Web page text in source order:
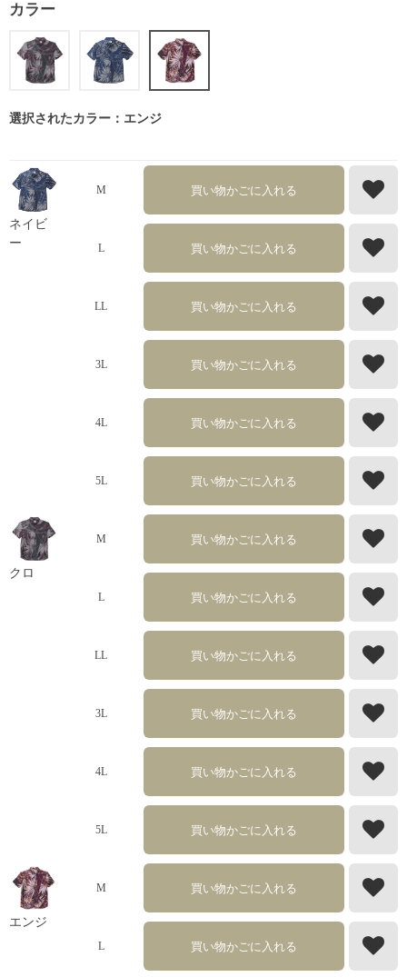
カラー
選択されたカラー：エンジ
ネイビ
ー
M 買い物かごに入れる
L 買い物かごに入れる
LL 買い物かごに入れる
3L 買い物かごに入れる
4L 買い物かごに入れる
5L 買い物かごに入れる
クロ
M 買い物かごに入れる
L 買い物かごに入れる
LL 買い物かごに入れる
3L 買い物かごに入れる
4L 買い物かごに入れる
5L 買い物かごに入れる
エンジ
M 買い物かごに入れる
L 買い物かごに入れる